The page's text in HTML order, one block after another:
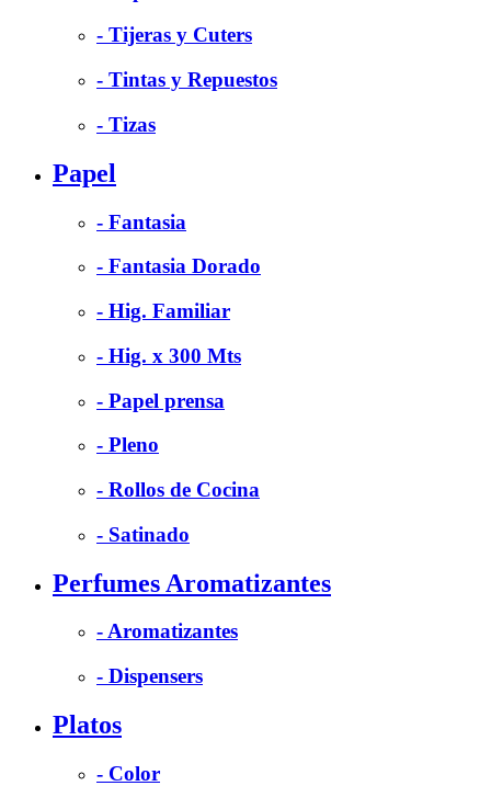
- Tijeras y Cuters
- Tintas y Repuestos
- Tizas
Papel
- Fantasia
- Fantasia Dorado
- Hig. Familiar
- Hig. x 300 Mts
- Papel prensa
- Pleno
- Rollos de Cocina
- Satinado
Perfumes Aromatizantes
- Aromatizantes
- Dispensers
Platos
- Color